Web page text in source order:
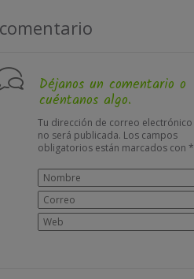
Déjanos un comentario o
cuéntanos algo.
Tu dirección de correo electrónico
no será publicada. Los campos
obligatorios están marcados con *